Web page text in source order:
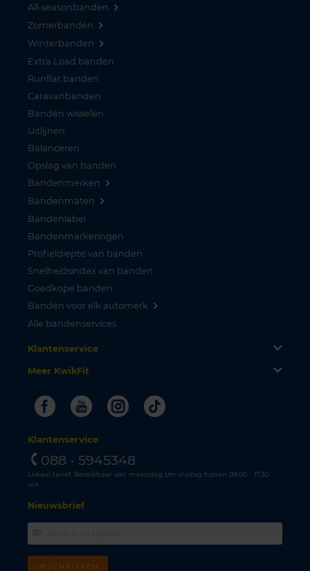
All-seasonbanden
Zomerbanden
Winterbanden
Extra Load banden
Runflat banden
Caravanbanden
Banden wisselen
Uitlijnen
Balanceren
Opslag van banden
Bandenmerken
Bandenmaten
Bandenlabel
Bandenmarkeringen
Profieldiepte van banden
Snelheidsindex van banden
Goedkope banden
Banden voor elk automerk
Alle bandenservices
Klantenservice
Meer KwikFit
FacebookYoutubeInstagram
Tiktok
Klantenservice
088 - 5945348
Lokaal tarief. Bereikbaar van maandag t/m vrijdag tussen 08.00 - 17.30
uur.
Nieuwsbrief
INSCHRIJVEN